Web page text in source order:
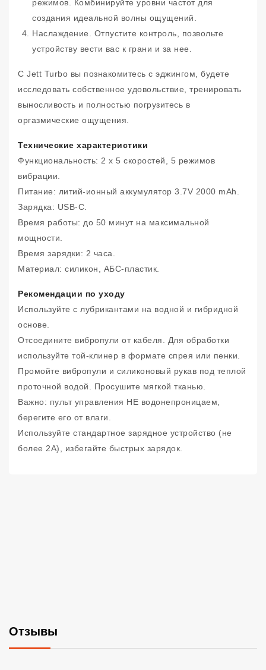
режимов. Комбинируйте уровни частот для
создания идеальной волны ощущений.
Наслаждение. Отпустите контроль, позвольте
устройству вести вас к грани и за нее.
С Jett Turbo вы познакомитесь с эджингом, будете
исследовать собственное удовольствие, тренировать
выносливость и полностью погрузитесь в
оргазмические ощущения.
Технические характеристики
Функциональность: 2 x 5 скоростей, 5 режимов
вибрации.
Питание: литий-ионный аккумулятор 3.7V 2000 mAh.
Зарядка: USB-C.
Время работы: до 50 минут на максимальной
мощности.
Время зарядки: 2 часа.
Материал: силикон, АБС-пластик.
Рекомендации по уходу
Используйте с лубрикантами на водной и гибридной
основе.
Отсоедините вибропули от кабеля. Для обработки
используйте той-клинер в формате спрея или пенки.
Промойте вибропули и силиконовый рукав под теплой
проточной водой. Просушите мягкой тканью.
Важно: пульт управления НЕ водонепроницаем,
берегите его от влаги.
Используйте стандартное зарядное устройство (не
более 2А), избегайте быстрых зарядок.
Отзывы